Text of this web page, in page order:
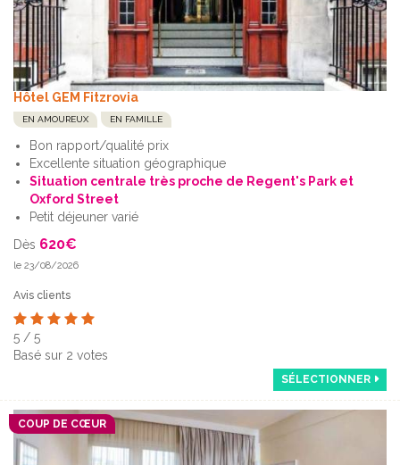
Hôtel GEM Fitzrovia
EN AMOUREUX EN FAMILLE
Bon rapport/qualité prix
Excellente situation géographique
Situation centrale très proche de Regent's Park et
Oxford Street
Petit déjeuner varié
Dès 620€
le 23/08/2026
Avis clients
5 / 5
Basé sur 2 votes
SÉLECTIONNER
COUP DE CŒUR